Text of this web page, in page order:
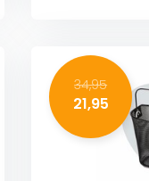
34,95
21,95